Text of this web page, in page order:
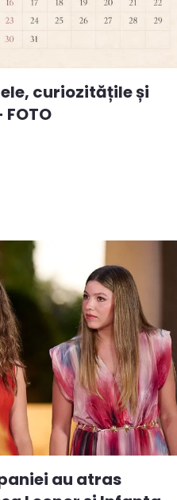
curiozitățile și
au atras